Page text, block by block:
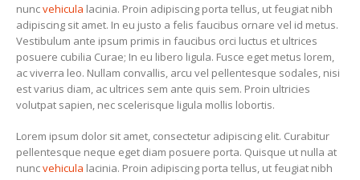
nuncvehicula lacinia. Proin adipiscing porta tellus, ut feugiat nibh
adipiscing sit amet. In eu justo a felis faucibus ornare vel id metus.
Vestibulum ante ipsum primis in faucibus orci luctus et ultrices
posuere cubilia Curae; In eu libero ligula. Fusce eget metus lorem,
ac viverra leo. Nullam convallis, arcu vel pellentesque sodales, nisi
est varius diam, ac ultrices sem ante quis sem. Proin ultricies
volutpat sapien, nec scelerisque ligula mollis lobortis.
Lorem ipsum dolor sit amet, consectetur adipiscing elit. Curabitur
pellentesque neque eget diam posuere porta. Quisque ut nulla at
nuncvehicula lacinia. Proin adipiscing porta tellus, ut feugiat nibh